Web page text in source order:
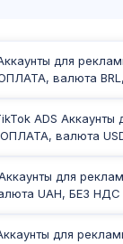
для
валюта
ADS
валюта
для
UAH, БЕЗ НДС
для